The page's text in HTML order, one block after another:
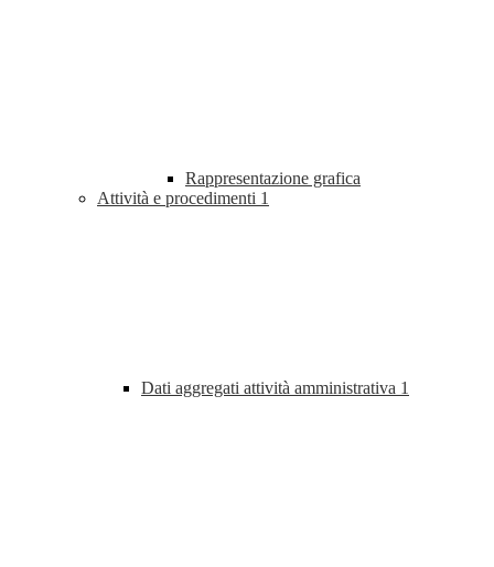
Rappresentazione grafica
Attività e procedimenti 1
Dati aggregati attività amministrativa 1